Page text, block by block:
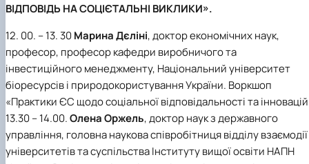
ВІДПОВІДЬ НА СОЦІЄТАЛЬНІ ВИКЛИКИ».
12. 00. – 13. 30 Марина Дєліні, доктор економічних наук,
професор, професор кафедри виробничого та
інвестиційного менеджменту, Національний університет
біоресурсів і природокористування України. Воркшоп
«Практики ЄС щодо соціальної відповідальності та
13.30 – 14.00.Олена Оржель, доктор наук з державного
управління, головна наукова співробітниця відділу взаємодії
університетів та суспільства Інституту вищої освіти НАПН